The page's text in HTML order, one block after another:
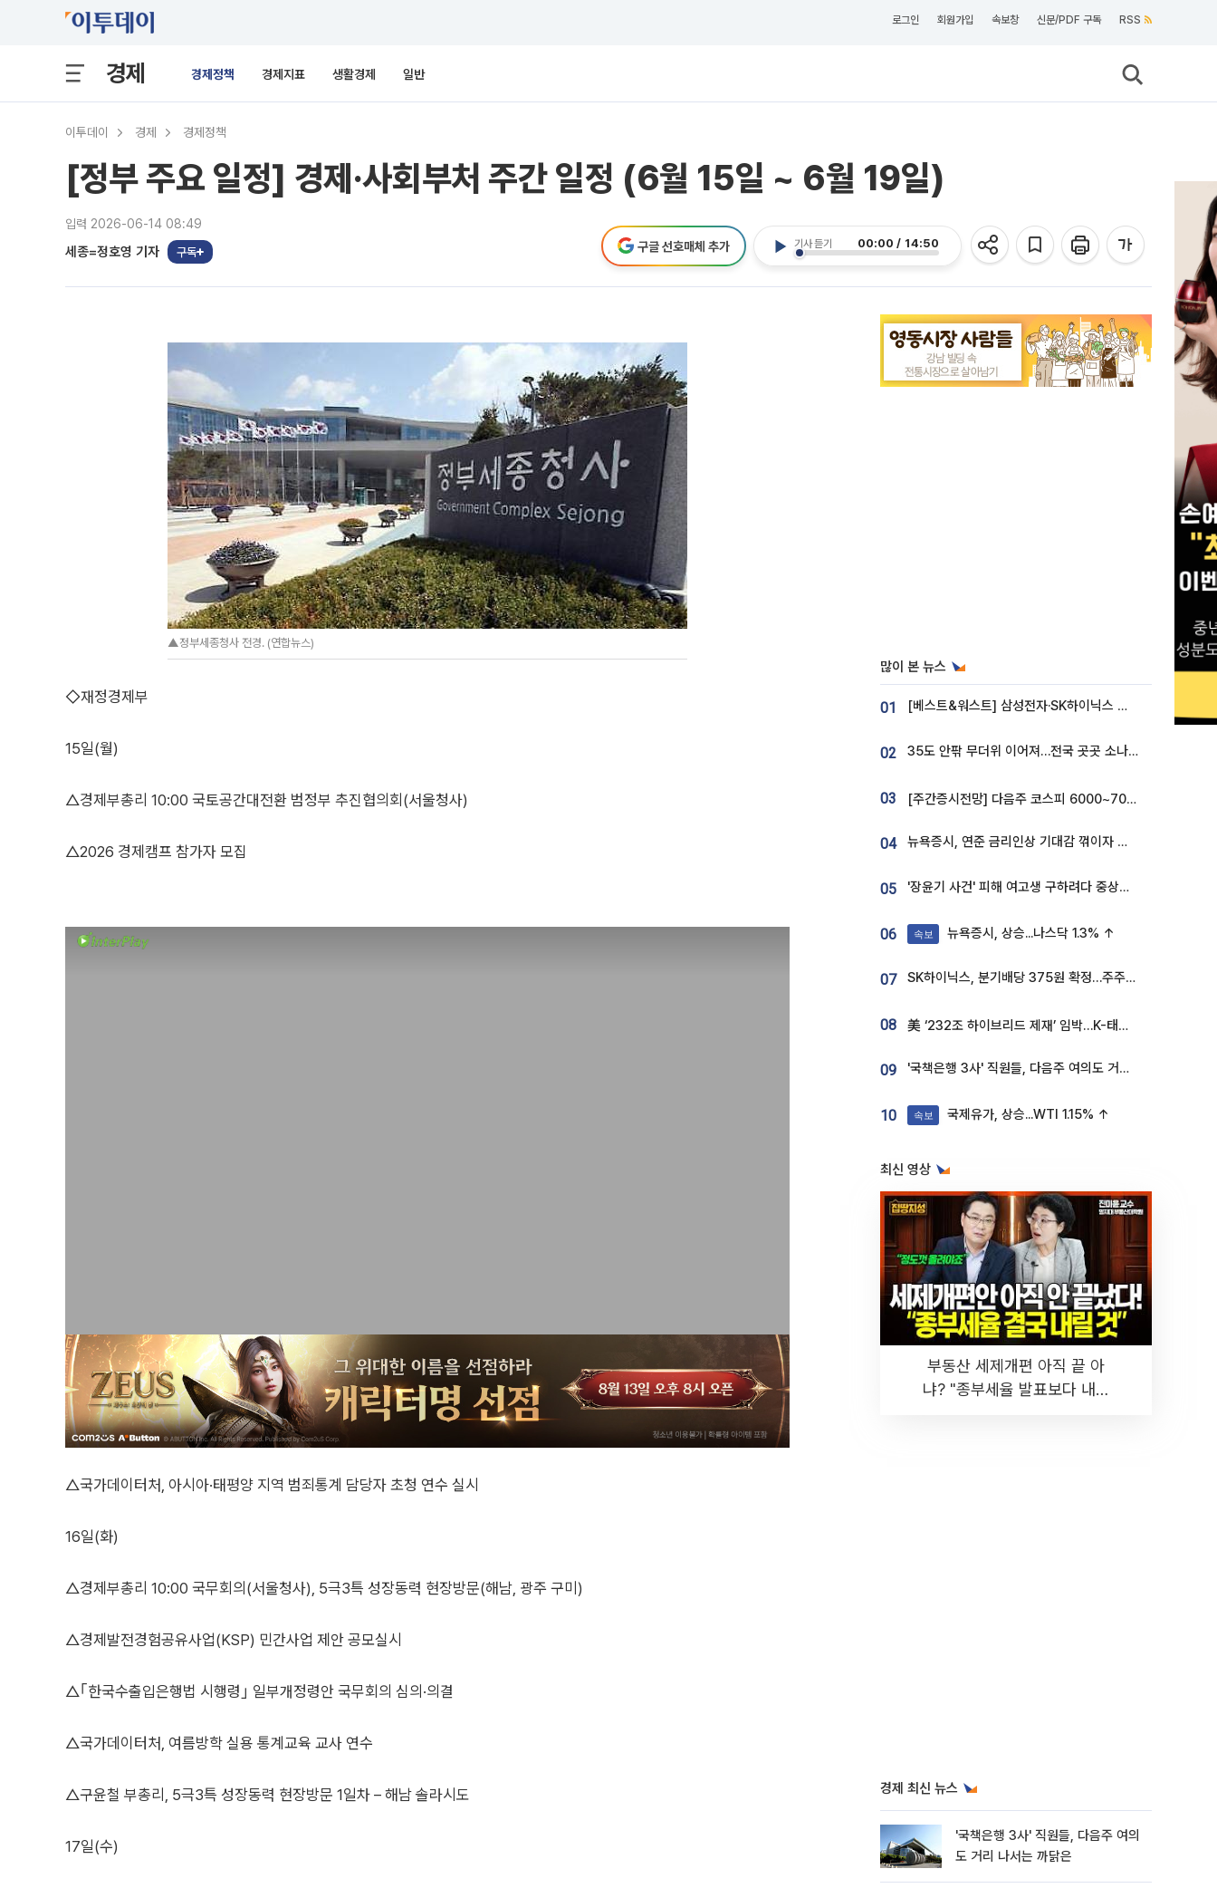
로그인 회원가입 속보창 신문/PDF 구독 RSS
경제 경제정책 경제지표 생활경제 일반
이투데이 경제 경제정책
[정부 주요 일정] 경제·사회부처 주간 일정 (6월 15일 ~ 6월 19일)
입력 2026-06-14 08:49
세종=정호영 기자 구독
기사 듣기 00:00 / 14:50
구글 선호매체 추가
▲정부세종청사 전경. (연합뉴스)
◇재정경제부
15일(월)
△경제부총리 10:00 국토공간대전환 범정부 추진협의회(서울청사)
△2026 경제캠프 참가자 모집
△국가데이터처, 아시아·태평양 지역 범죄통계 담당자 초청 연수 실시
16일(화)
△경제부총리 10:00 국무회의(서울청사), 5극3특 성장동력 현장방문(해남, 광주 구미)
△경제발전경험공유사업(KSP) 민간사업 제안 공모실시
△｢한국수출입은행법 시행령｣ 일부개정령안 국무회의 심의·의결
△국가데이터처, 여름방학 실용 통계교육 교사 연수
△구윤철 부총리, 5극3특 성장동력 현장방문 1일차 – 해남 솔라시도
17일(수)
많이 본 뉴스
01 [베스트&워스트] 삼성전자·SK하이닉스 밀린 한 주…상상인증권은 85% 급등
02 35도 안팎 무더위 이어져…전국 곳곳 소나기 [오늘 날씨]
03 [주간증시전망] 다음주 코스피 6000~7000⋯“外人 수급은 정책이 변수”
04 뉴욕증시, 연준 금리인상 기대감 꺾이자 상승...S&P500 사상 최고치 [종합]
05 '장윤기 사건' 피해 여고생 구하려다 중상…고교생 의상자 지정
06 속보 뉴욕증시, 상승...나스닥 1.3% ↑
07 SK하이닉스, 분기배당 375원 확정…주주환원책 9월로 앞당겨 발표
08 美 ‘232조 하이브리드 제재’ 임박…K-태양광, 불확실성 털고 날개 다나
09 '국책은행 3사' 직원들, 다음주 여의도 거리 나서는 까닭은
10 속보 국제유가, 상승...WTI 1.15% ↑
최신 영상
부동산 세제개편 아직 끝 아
냐? "종부세율 발표보다 내릴
경제 최신 뉴스
'국책은행 3사' 직원들, 다음주 여의
도 거리 나서는 까닭은